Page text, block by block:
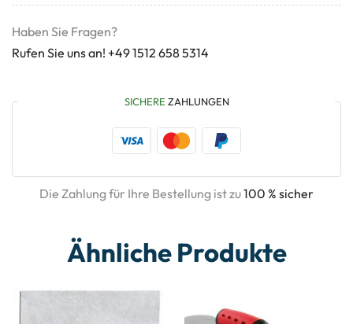
Haben Sie Fragen?
Rufen Sie uns an! +49 1512 658 5314
SICHERE ZAHLUNGEN
Die Zahlung für Ihre Bestellung ist zu100 % sicher
Ähnliche Produkte